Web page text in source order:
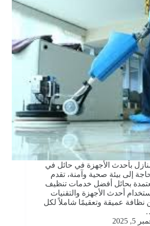
بأحدث الأجهزة في حائل في
إلى بيئة صحية وآمنة، تقدم
بحائل أفضل خدمات تنظيف
أحدث الأجهزة والتقنيات
نظافة عميقة وتعقيمًا شاملاً لكل
2025